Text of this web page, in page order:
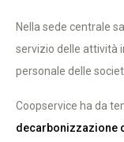
Nella sede centrale
servizio delle attività
personale delle
Coopservice ha da
decarbonizzazione